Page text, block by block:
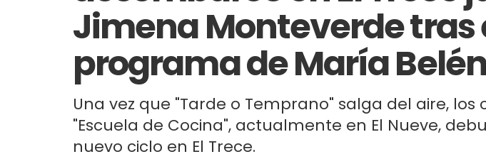
Jimena Monteverde tras
programa de María
Una vez que "Tarde o Temprano" salga del aire,
"Escuela de Cocina", actualmente en El Nueve,
nuevo ciclo en El Trece.